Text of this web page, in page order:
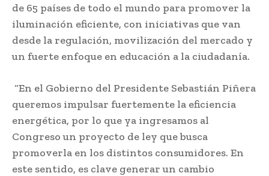
de 65 países de todo el mundo para promover la
iluminación eficiente, con iniciativas que van
desde la regulación, movilización del mercado y
un fuerte enfoque en educación a la ciudadanía.
“En el Gobierno del Presidente Sebastián Piñera
queremos impulsar fuertemente la eficiencia
energética, por lo que ya ingresamos al
Congreso un proyecto de ley que busca
promoverla en los distintos consumidores. En
este sentido, es clave generar un cambio